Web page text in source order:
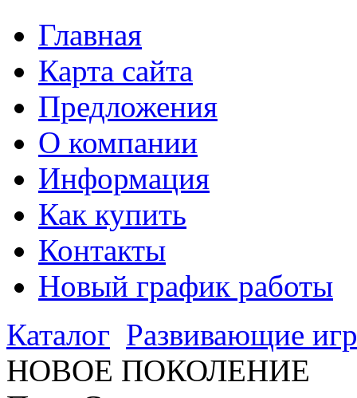
Главная
Карта сайта
Предложения
О компании
Информация
Как купить
Контакты
Новый график работы
Каталог Развивающие
НОВОЕ ПОКОЛЕНИЕ